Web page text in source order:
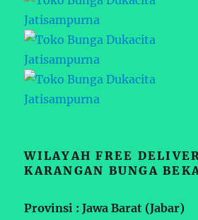
WILAYAH FREE
KARANGAN BUNGA
Provinsi : Jawa Barat (Jabar)